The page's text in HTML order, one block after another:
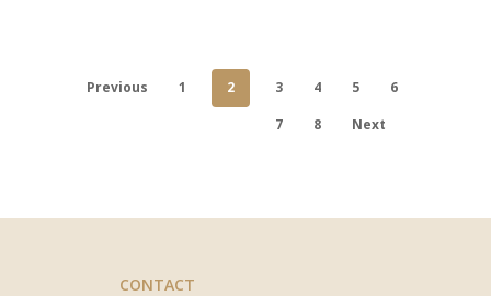
Previous 1 2 3 4 5
6
7
8 Next
CONTACT